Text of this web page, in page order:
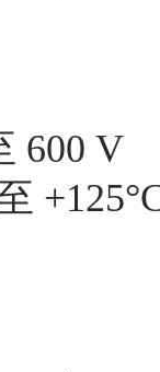
600 V